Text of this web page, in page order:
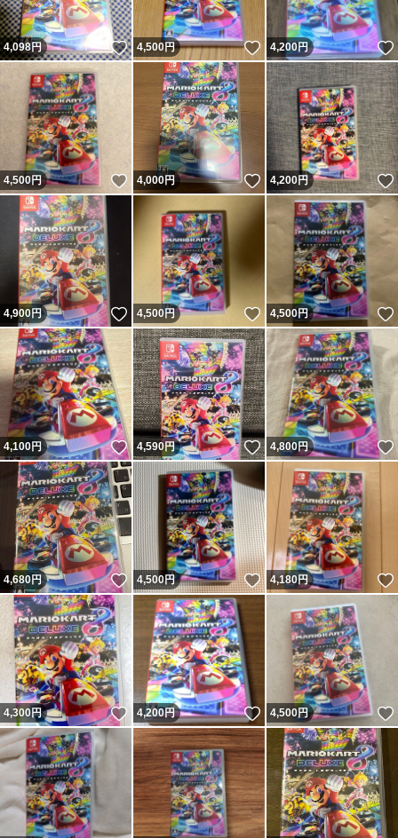
4,098円 いいね！
4,500円 いいね！
4,200円
4,500円 いいね！
4,000円 いいね！
4,200円
4,900円 いいね！
4,500円 いいね！
4,500円
4,100円 いいね！
4,590円 いいね！
4,800円
4,680円 いいね！
4,500円 いいね！
4,180円
4,300円 いいね！
4,200円 いいね！
4,500円